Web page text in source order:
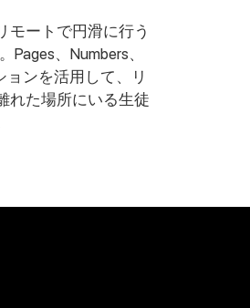
モートで円滑に行う
、Numbers、
ョンを活用して、リ
れた場所にいる生徒